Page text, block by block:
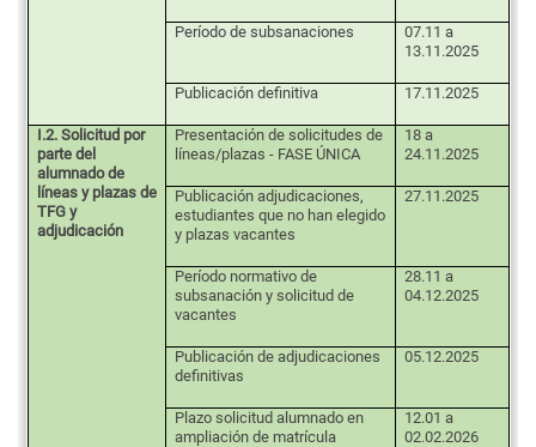
Período de subsanaciones
07.11 a
13.11.2025
Publicación definitiva 17.11.2025
I.2. Solicitud por
parte del
alumnado de
líneas y plazas de
TFG y
adjudicación
Presentación de solicitudes de
líneas/plazas - FASE ÚNICA
18 a
24.11.2025
Publicación adjudicaciones,
estudiantes que no han elegido
y plazas vacantes
27.11.2025
Período normativo de
subsanación y solicitud de
vacantes
28.11 a
04.12.2025
Publicación de adjudicaciones
definitivas
05.12.2025
Plazo solicitud alumnado en
ampliación de matrícula
12.01 a
02.02.2026